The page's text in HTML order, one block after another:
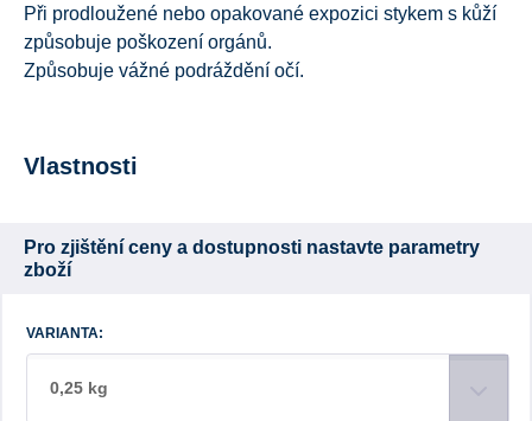
Při prodloužené nebo opakované expozici stykem s kůží
způsobuje poškození orgánů.
Způsobuje vážné podráždění očí.
Vlastnosti
Pro zjištění ceny a dostupnosti nastavte parametry
zboží
VARIANTA:
0,25 kg